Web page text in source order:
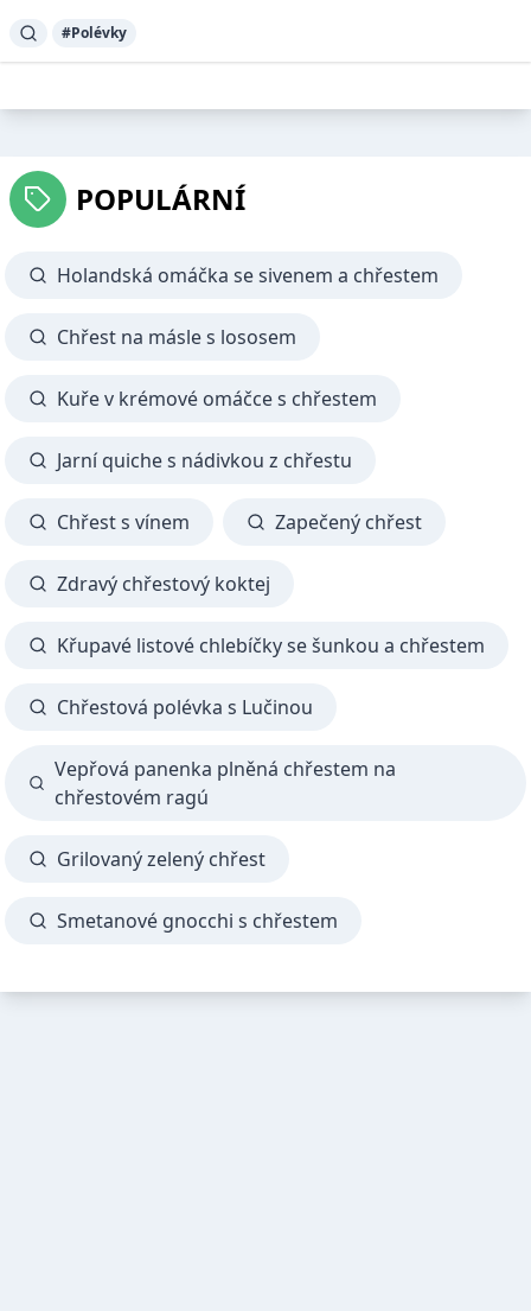
#Polévky
POPULÁRNÍ
Holandská omáčka se sivenem a chřestem
Chřest na másle s lososem
Kuře v krémové omáčce s chřestem
Jarní quiche s nádivkou z chřestu
Chřest s vínem Zapečený chřest
Zdravý chřestový koktej
Křupavé listové chlebíčky se šunkou a chřestem
Chřestová polévka s Lučinou
Vepřová panenka plněná chřestem na
chřestovém ragú
Grilovaný zelený chřest
Smetanové gnocchi s chřestem